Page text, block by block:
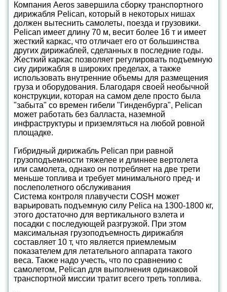
Компания Aeros завершила сборку транспортного
дирижабля Pelican, который в некоторых нишах
должен вытеснить самолеты, поезда и грузовики.
Pelican имеет длину 70 м, весит более 16 т и имеет
жесткий каркас, что отличает его от большинства
других дирижаблей, сделанных в последние годы.
Жесткий каркас позволяет регулировать подъемную
сиу дирижабля в широких пределах, а также
использовать внутренние объемы для размещения
груза и оборудования. Благодаря своей необычной
конструкции, которая на самом деле просто была
"забыта" со времен гибели "Гинденбурга", Pelican
может работать без балласта, наземной
инфраструктуры и приземляться на любой ровной
площадке.
Гибридный дирижабль Pelican при равной
грузоподъемности тяжелее и длиннее вертолета
или самолета, однако он потребляет на две трети
меньше топлива и требует минимального пред- и
послеполетного обслуживания
Система контроля плавучести COSH может
варьировать подъемную силу Pelica на 1300-1800 кг,
этого достаточно для вертикального взлета и
посадки с последующей разгрузкой. При этом
максимальная грузоподъемность дирижабля
составляет 10 т, что является приемлемым
показателем для летательного аппарата такого
веса. Также надо учесть, что по сравнению с
самолетом, Pelican для выполнения одинаковой
транспортной миссии тратит всего треть топлива.